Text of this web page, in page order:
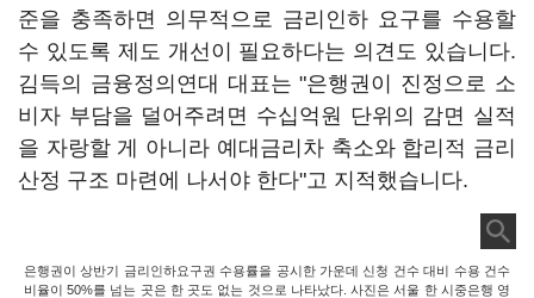
준을 충족하면 의무적으로 금리인하 요구를 수용할
수 있도록 제도 개선이 필요하다는 의견도 있습니다.
김득의 금융정의연대 대표는 "은행권이 진정으로 소
비자 부담을 덜어주려면 수십억원 단위의 감면 실적
을 자랑할 게 아니라 예대금리차 축소와 합리적 금리
산정 구조 마련에 나서야 한다"고 지적했습니다.
은행권이 상반기 금리인하요구권 수용률을 공시한 가운데 신청 건수 대비 수용 건수
비율이 50%를 넘는 곳은 한 곳도 없는 것으로 나타났다. 사진은 서울 한 시중은행 영